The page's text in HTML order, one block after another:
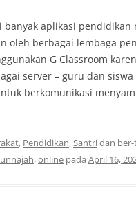
banyak aplikasi
oleh berbagai lembaga
G Classroom
server – guru dan
berkomunikasi
, Pendidikan,Santridan
,online pada April 16,